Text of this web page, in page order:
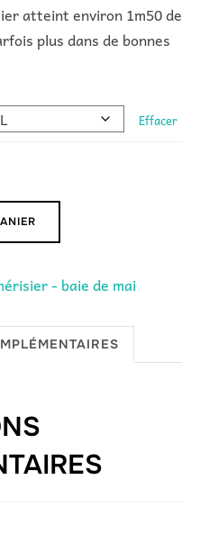
atteint environ 1m50 de
plus dans de bonnes
Effacer
- baie de mai